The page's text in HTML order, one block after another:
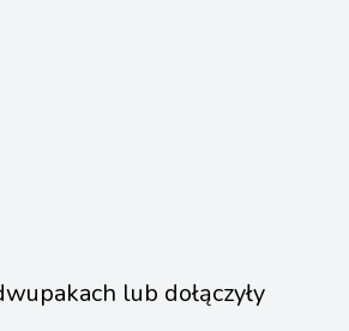
lub dołączyły